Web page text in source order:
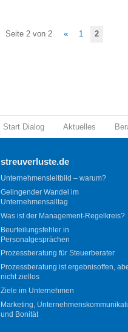
Seite 2 von 2 « 1 2
Start Dialog Aktuelles
streuverluste.de
Unternehmensleitbild – warum?
Gelingender Wandel im
Unternehmensalltag
Was ist der Management-Regelkreis?
Beurteilungsfehler in
Personalgesprächen
Prozessberatung für Steuerberater
Prozessberatung ist ergebnisoffen,
nicht ziellos
Ziele im Unternehmen
Marketing,
und Bonität